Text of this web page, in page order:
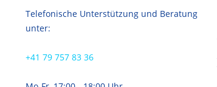
Telefonische Unterstützung und Beratung
unter:
+41 79 757 83 36